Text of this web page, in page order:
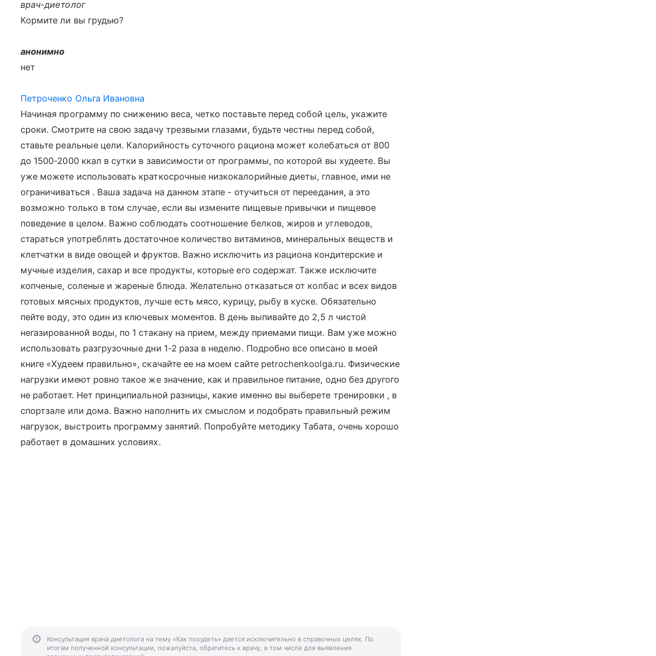
врач-диетолог
Кормите ли вы грудью?
анонимно
нет
Петроченко Ольга Ивановна
Начиная программу по снижению веса, четко поставьте перед собой цель, укажите
сроки. Смотрите на свою задачу трезвыми глазами, будьте честны перед собой,
ставьте реальные цели. Калорийность суточного рациона может колебаться от 800
до 1500-2000 ккал в сутки в зависимости от программы, по которой вы худеете. Вы
уже можете использовать краткосрочные низкокалорийные диеты, главное, ими не
ограничиваться . Ваша задача на данном этапе - отучиться от переедания, а это
возможно только в том случае, если вы измените пищевые привычки и пищевое
поведение в целом. Важно соблюдать соотношение белков, жиров и углеводов,
стараться употреблять достаточное количество витаминов, минеральных веществ и
клетчатки в виде овощей и фруктов. Важно исключить из рациона кондитерские и
мучные изделия, сахар и все продукты, которые его содержат. Также исключите
копченые, соленые и жареные блюда. Желательно отказаться от колбас и всех видов
готовых мясных продуктов, лучше есть мясо, курицу, рыбу в куске. Обязательно
пейте воду, это один из ключевых моментов. В день выпивайте до 2,5 л чистой
негазированной воды, по 1 стакану на прием, между приемами пищи. Вам уже можно
использовать разгрузочные дни 1-2 раза в неделю. Подробно все описано в моей
книге «Худеем правильно», скачайте ее на моем сайте petrochenkoolga.ru. Физические
нагрузки имеют ровно такое же значение, как и правильное питание, одно без другого
не работает. Нет принципиальной разницы, какие именно вы выберете тренировки , в
спортзале или дома. Важно наполнить их смыслом и подобрать правильный режим
нагрузок, выстроить программу занятий. Попробуйте методику Табата, очень хорошо
работает в домашних условиях.
Консультация врача диетолога на тему «Как похудеть» дается исключительно в справочных целях. По
итогам полученной консультации, пожалуйста, обратитесь к врачу, в том числе для выявления